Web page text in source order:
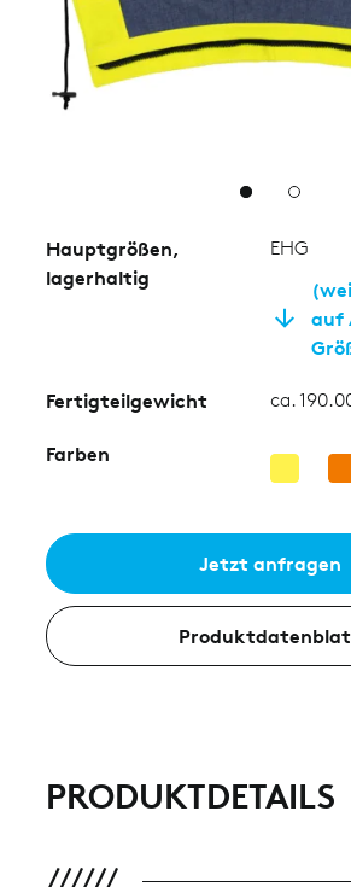
Hauptgrößen,
lagerhaltig
EHG
auf
Fertigteilgewicht ca.
Farben
Jetzt anfragen
PRODUKTDETAILS